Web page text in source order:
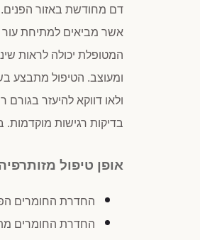
דם מחודשת באזור הפנים.
המטופלת יכולה לראות
ומעוצב. הטיפול מתבצע
ולאו דווקא להיעזר
בדיקות רגישות מוקדמות.
אופן טיפול
החדרת החומרים
החדרת החומרים